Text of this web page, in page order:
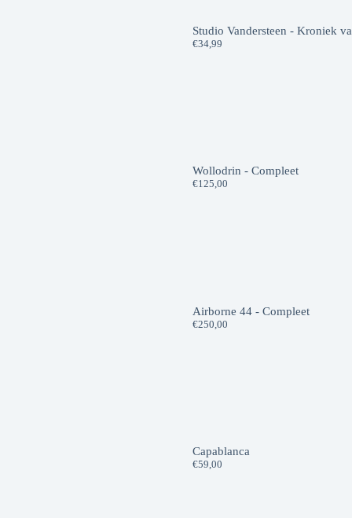
Studio Vandersteen - Kroniek
€34,99
Wollodrin - Compleet
€125,00
Airborne 44 - Compleet
€250,00
Capablanca
€59,00